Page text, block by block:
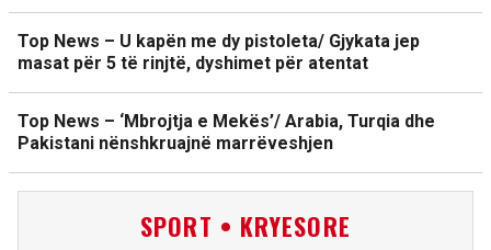
Top News – U kapën me dy pistoleta/ Gjykata jep
masat për 5 të rinjtë, dyshimet për atentat
Top News – ‘Mbrojtja e Mekës’/ Arabia, Turqia dhe
Pakistani nënshkruajnë marrëveshjen
SPORT • KRYESORE